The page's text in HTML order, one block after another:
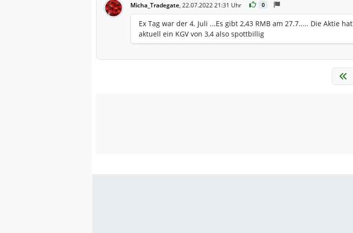
Micha_Tradegate, 22.07.2022 21:31 Uhr 0
Ex Tag war der 4. Juli ...Es gibt 2,43 RMB am 27.7..... Die Aktie hat
aktuell ein KGV von 3,4 also spottbillig